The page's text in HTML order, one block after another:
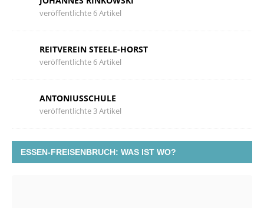
veröffentlichte 6 Artikel
REITVEREIN STEELE-HORST
veröffentlichte 6 Artikel
ANTONIUSSCHULE
veröffentlichte 3 Artikel
ESSEN-FREISENBRUCH: WAS IST WO?